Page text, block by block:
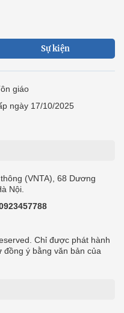
Sự kiện
giáo
ngày 17/10/2025
(VNTA), 68 Dương
Nội.
Chỉ được phát hành
đồng ý bằng văn bản của